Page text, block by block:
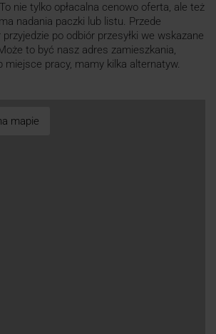
nie tylko opłacalna cenowo oferta, ale też
nadania paczki lub listu. Przede
po odbiór przesyłki we wskazane
to być nasz adres zamieszkania,
miejsce pracy, mamy kilka alternatyw.
mapie